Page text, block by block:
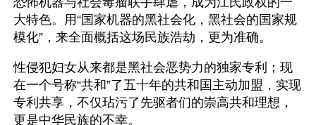
大特色。用“国家机器的黑社会化，黑社会的国家规
模化”，来全面概括这场民族浩劫，更为准确。
性侵犯妇女从来都是黑社会恶势力的独家专利；现
在一个号称“共和”了五十年的共和国主动加盟，实现
专利共享，不仅玷污了先驱者们的崇高共和理想，
更是中华民族的不幸。